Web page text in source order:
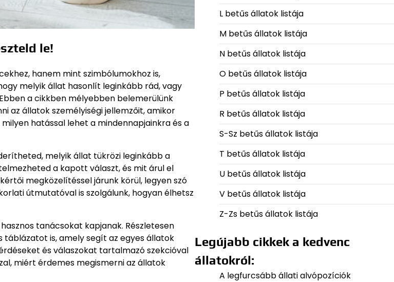
le!
hanem mint szimbólumokhoz is,
melyik állat hasonlít leginkább rád, vagy
a cikkben mélyebben belemerülünk
az állatok személyiségi jellemzőit, amikor
hatással lehet a mindennapjainkra és a
melyik állat tükrözi leginkább a
a kapott választ, és mit árul el
megközelítéssel járunk körül, legyen szó
útmutatóval is szolgálunk, hogyan élhetsz
tanácsokat kapjanak. Részletesen
is, amely segít az egyes állatok
és válaszokat tartalmazó szekcióval
miért érdemes megismerni az állatok
L betűs állatok listája
M betűs állatok listája
N betűs állatok listája
O betűs állatok listája
P betűs állatok listája
R betűs állatok listája
S-Sz betűs állatok listája
T betűs állatok listája
U betűs állatok listája
V betűs állatok listája
Z-Zs betűs állatok listája
Legújabb cikkek a kedvenc
állatokról:
A legfurcsább állati alvópozíciók